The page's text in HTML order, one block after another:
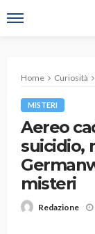
Home Curiosità
MISTERI
Aereo
suicidio,
misteri
Redazione